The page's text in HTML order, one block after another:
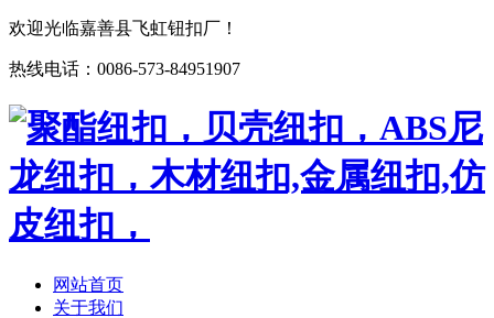
欢迎光临嘉善县飞虹钮扣厂！
热线电话：0086-573-84951907
网站首页
关于我们